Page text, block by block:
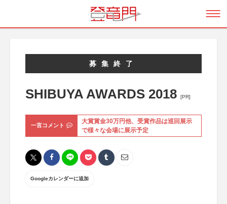
募集終了
SHIBUYA AWARDS 2018 [PR]
一言コメント
大賞賞金30万円他、受賞作品は巡回展示
で様々な会場に展示予定
Googleカレンダーに追加